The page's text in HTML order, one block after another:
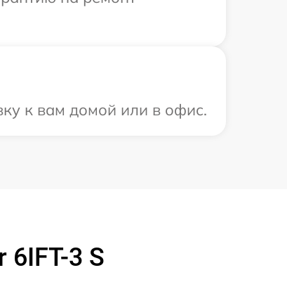
к вам домой или в офис.
3 S